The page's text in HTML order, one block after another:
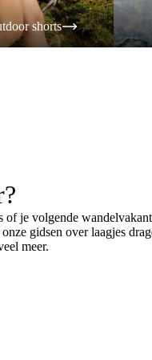
shorts
of je volgende
gidsen overlaagjes
meer.